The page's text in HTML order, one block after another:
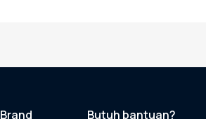
Brand Butuh bantuan?